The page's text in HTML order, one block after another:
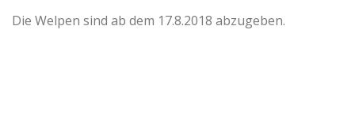
Die Welpen sind ab dem 17.8.2018 abzugeben.